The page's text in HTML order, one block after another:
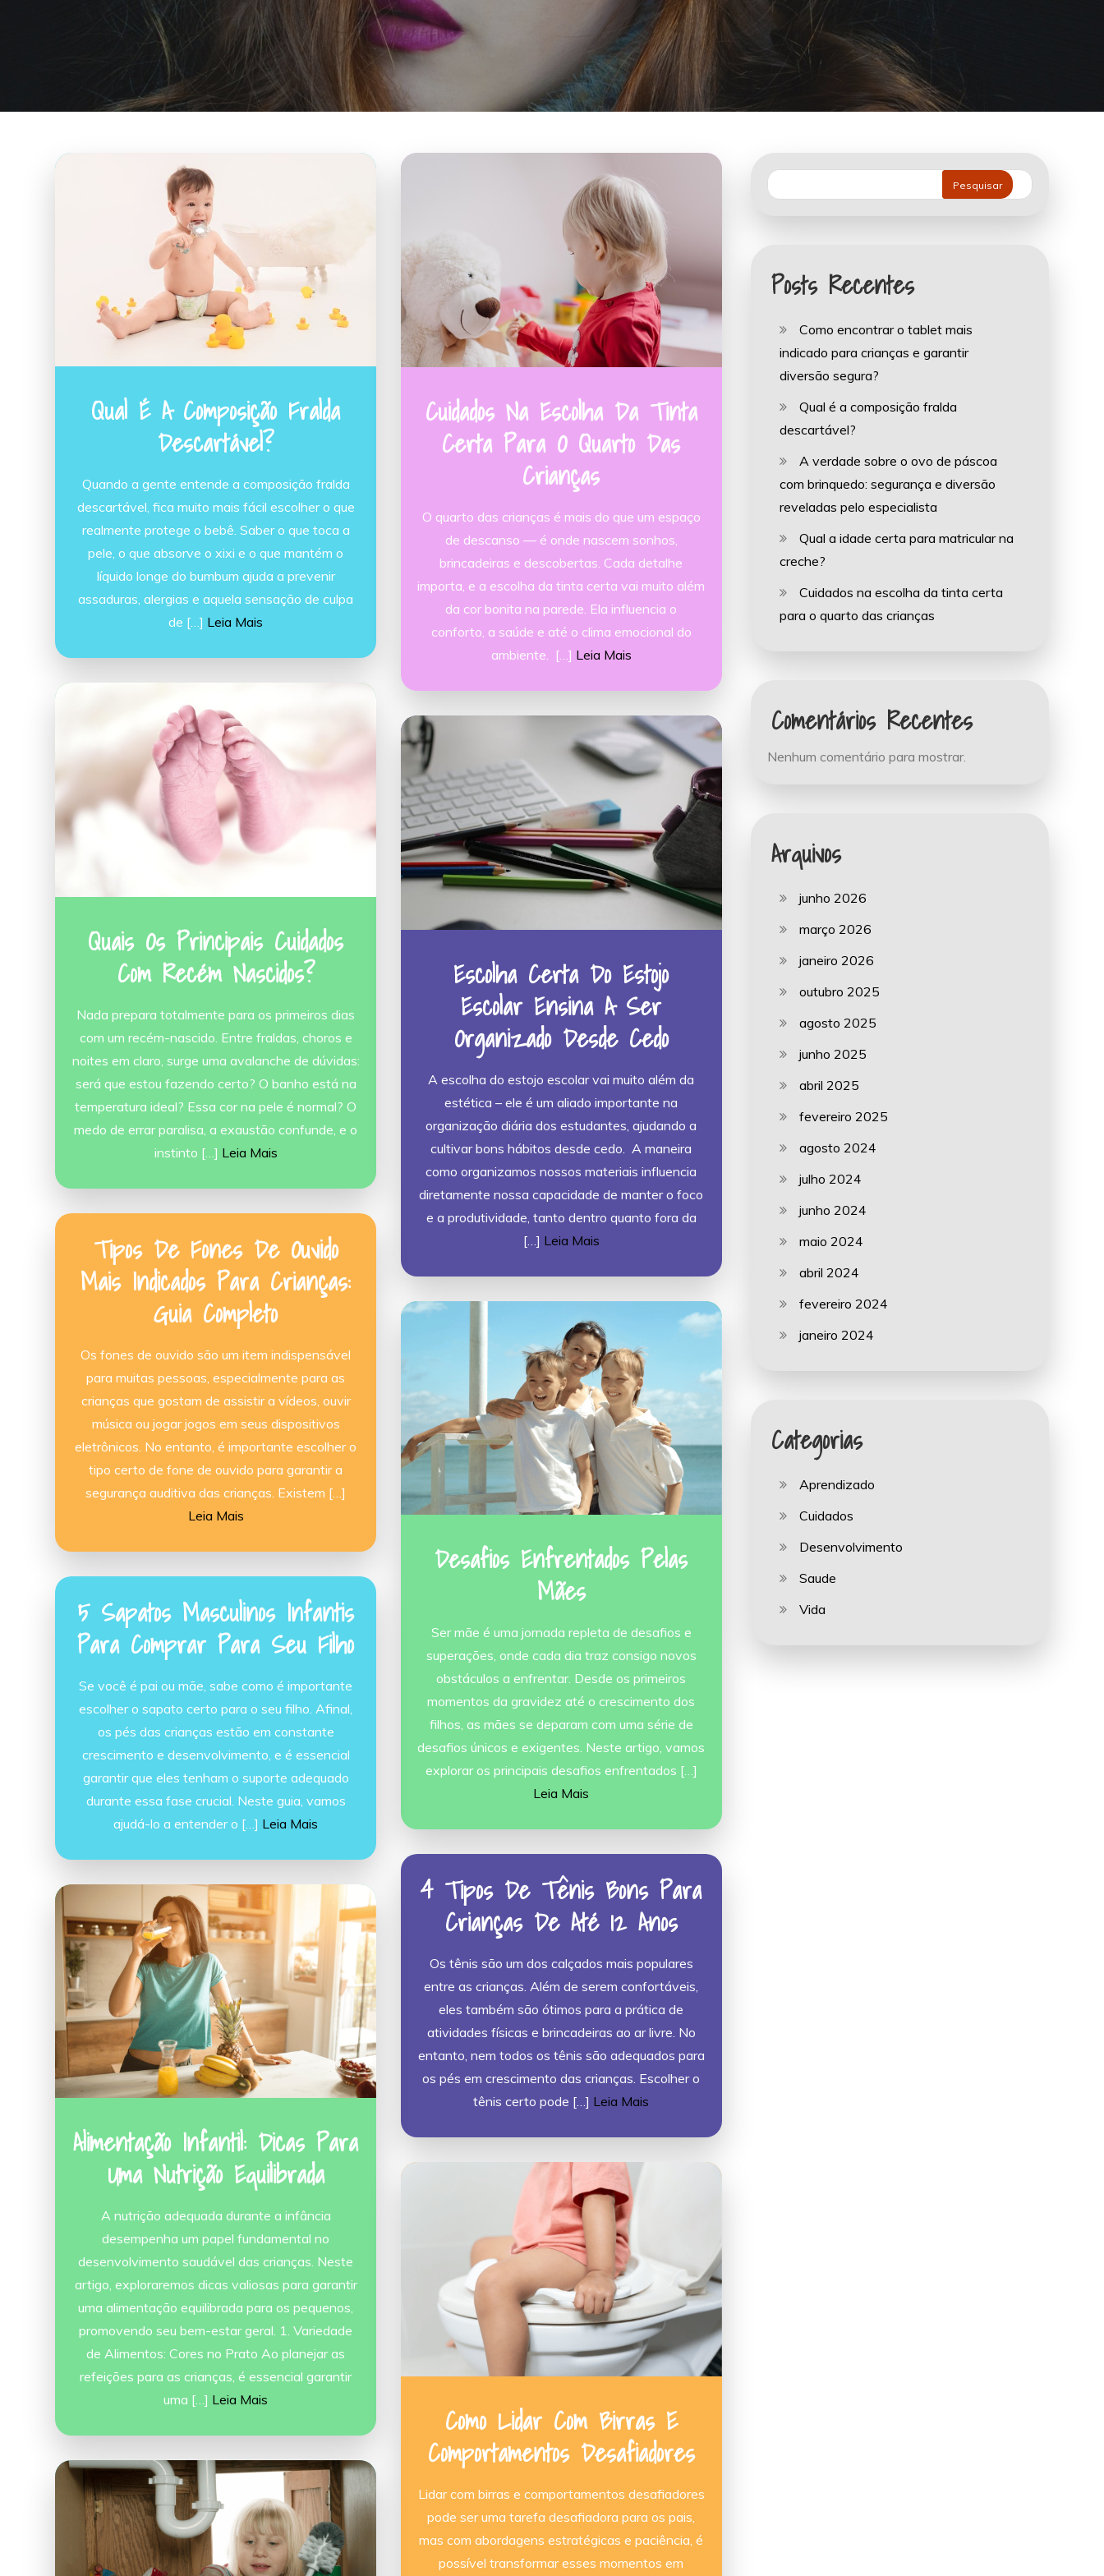
Qual É A Composição Fralda
Descartável?
Quando a gente entende a composição fralda
descartável, fica muito mais fácil escolher o que
realmente protege o bebê. Saber o que toca a
pele, o que absorve o xixi e o que mantém o
líquido longe do bumbum ajuda a prevenir
assaduras, alergias e aquela sensação de culpa
de […] Leia Mais
Cuidados Na Escolha Da Tinta
Certa Para O Quarto Das
Crianças
O quarto das crianças é mais do que um espaço
de descanso — é onde nascem sonhos,
brincadeiras e descobertas. Cada detalhe
importa, e a escolha da tinta certa vai muito além
da cor bonita na parede. Ela influencia o
conforto, a saúde e até o clima emocional do
ambiente. […] Leia Mais
Quais Os Principais Cuidados
Com Recém Nascidos?
Nada prepara totalmente para os primeiros dias
com um recém-nascido. Entre fraldas, choros e
noites em claro, surge uma avalanche de dúvidas:
será que estou fazendo certo? O banho está na
temperatura ideal? Essa cor na pele é normal? O
medo de errar paralisa, a exaustão confunde, e o
instinto […] Leia Mais
Escolha Certa Do Estojo
Escolar Ensina A Ser
Organizado Desde Cedo
A escolha do estojo escolar vai muito além da
estética – ele é um aliado importante na
organização diária dos estudantes, ajudando a
cultivar bons hábitos desde cedo. A maneira
como organizamos nossos materiais influencia
diretamente nossa capacidade de manter o foco
e a produtividade, tanto dentro quanto fora da
[…] Leia Mais
Tipos De Fones De Ouvido
Mais Indicados Para Crianças:
Guia Completo
Os fones de ouvido são um item indispensável
para muitas pessoas, especialmente para as
crianças que gostam de assistir a vídeos, ouvir
música ou jogar jogos em seus dispositivos
eletrônicos. No entanto, é importante escolher o
tipo certo de fone de ouvido para garantir a
segurança auditiva das crianças. Existem […]
Leia Mais
Desafios Enfrentados Pelas
Mães
Ser mãe é uma jornada repleta de desafios e
superações, onde cada dia traz consigo novos
obstáculos a enfrentar. Desde os primeiros
momentos da gravidez até o crescimento dos
filhos, as mães se deparam com uma série de
desafios únicos e exigentes. Neste artigo, vamos
explorar os principais desafios enfrentados […]
Leia Mais
5 Sapatos Masculinos Infantis
Para Comprar Para Seu Filho
Se você é pai ou mãe, sabe como é importante
escolher o sapato certo para o seu filho. Afinal,
os pés das crianças estão em constante
crescimento e desenvolvimento, e é essencial
garantir que eles tenham o suporte adequado
durante essa fase crucial. Neste guia, vamos
ajudá-lo a entender o […] Leia Mais
4 Tipos De Tênis Bons Para
Crianças De Até 12 Anos
Os tênis são um dos calçados mais populares
entre as crianças. Além de serem confortáveis,
eles também são ótimos para a prática de
atividades físicas e brincadeiras ao ar livre. No
entanto, nem todos os tênis são adequados para
os pés em crescimento das crianças. Escolher o
tênis certo pode […] Leia Mais
Alimentação Infantil: Dicas Para
Uma Nutrição Equilibrada
A nutrição adequada durante a infância
desempenha um papel fundamental no
desenvolvimento saudável das crianças. Neste
artigo, exploraremos dicas valiosas para garantir
uma alimentação equilibrada para os pequenos,
promovendo seu bem-estar geral. 1. Variedade
de Alimentos: Cores no Prato Ao planejar as
refeições para as crianças, é essencial garantir
uma […] Leia Mais
Como Lidar Com Birras E
Comportamentos Desafiadores
Lidar com birras e comportamentos desafiadores
pode ser uma tarefa desafiadora para os pais,
mas com abordagens estratégicas e paciência, é
possível transformar esses momentos em
Pesquisar
Posts Recentes
Como encontrar o tablet mais
indicado para crianças e garantir
diversão segura?
Qual é a composição fralda
descartável?
A verdade sobre o ovo de páscoa
com brinquedo: segurança e diversão
reveladas pelo especialista
Qual a idade certa para matricular na
creche?
Cuidados na escolha da tinta certa
para o quarto das crianças
Comentários Recentes
Nenhum comentário para mostrar.
Arquivos
junho 2026
março 2026
janeiro 2026
outubro 2025
agosto 2025
junho 2025
abril 2025
fevereiro 2025
agosto 2024
julho 2024
junho 2024
maio 2024
abril 2024
fevereiro 2024
janeiro 2024
Categorias
Aprendizado
Cuidados
Desenvolvimento
Saude
Vida